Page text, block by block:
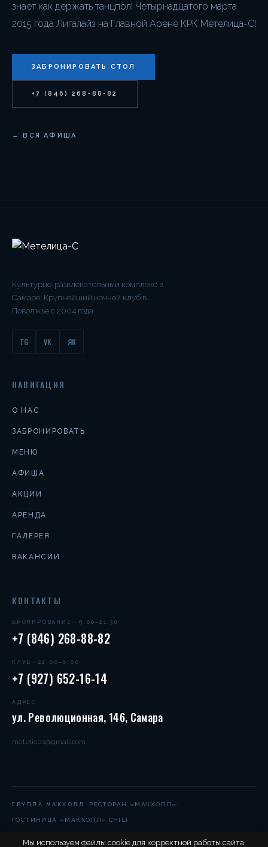
Мы используем файлы cookie для корректной работы сайта.
знает как держать танцпол! Четырнадцатого марта
2015 года Лигалайз на Главной Арене КРК Метелица-С!
ЗАБРОНИРОВАТЬ СТОЛ
+7 (846) 268-88-82
← ВСЯ АФИША
Культурно-развлекательный комплекс в
Самаре. Крупнейший ночной клуб в
Поволжье с 2004 года.
TG VK ЯК
НАВИГАЦИЯ
О НАС
ЗАБРОНИРОВАТЬ
МЕНЮ
АФИША
АКЦИИ
АРЕНДА
ГАЛЕРЕЯ
ВАКАНСИИ
КОНТАКТЫ
БРОНИРОВАНИЕ · 9:00–21:30
+7 (846) 268-88-82
КЛУБ · 22:00–6:00
+7 (927) 652-16-14
АДРЕС
ул. Революционная, 146, Самара
metelicas@gmail.com
ГРУППА МАКХОЛЛ РЕСТОРАН «МАКХОЛЛ» ·
ГОСТИНИЦА «МАКХОЛЛ» ·CHILI